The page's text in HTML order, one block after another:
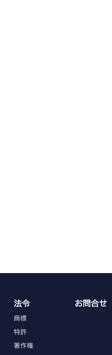
法令
商標
特許
著作権
お問合せ